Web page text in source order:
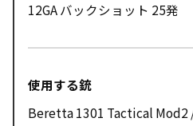
12GA バックショット 25発
使用する銃
Beretta 1301 Tactical Mod2